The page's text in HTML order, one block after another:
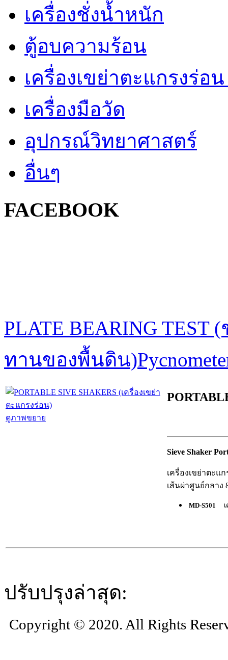
เครื่องชั่งน้ำหนัก
ตู้อบความร้อน
เครื่องเขย่าตะแกรงร่อ
เครื่องมือวัด
อุปกรณ์วิทยาศาสตร์
อื่นๆ
FACEBOOK
PLATE BEARING
ทานของพื้นดิน)
ดูภาพขยาย
Sieve Shaker
เครื่องเขย่าตะแ
เส้นผ่าศูนย์กลาง
MD-S501
ปรับปรุงล่าสุด:
Copyright © 2020. All Rights